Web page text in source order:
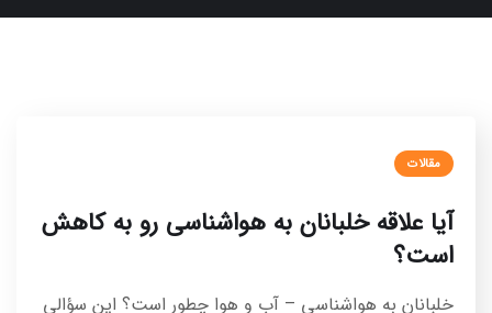
مقالات
آیا علاقه خلبانان به هواشناسی رو به کاهش
است؟
خلبانان به هواشناسی – آب و هوا چطور است؟ این سؤالی